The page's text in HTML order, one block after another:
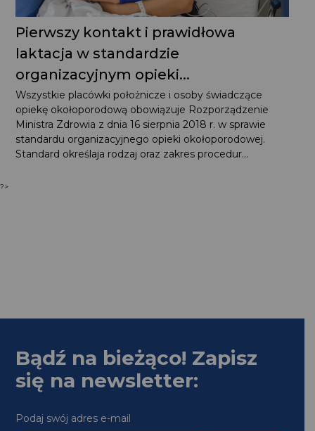
Pierwszy kontakt i prawidłowa
laktacja w standardzie
organizacyjnym opieki...
Wszystkie placówki położnicze i osoby świadczące
opiekę okołoporodową obowiązuje Rozporządzenie
Ministra Zdrowia z dnia 16 sierpnia 2018 r. w sprawie
standardu organizacyjnego opieki okołoporodowej.
Standard określaja rodzaj oraz zakres procedur...
?>
Bądź na bieżąco! Zapisz
się na newsletter:
Podaj swój adres e-mail